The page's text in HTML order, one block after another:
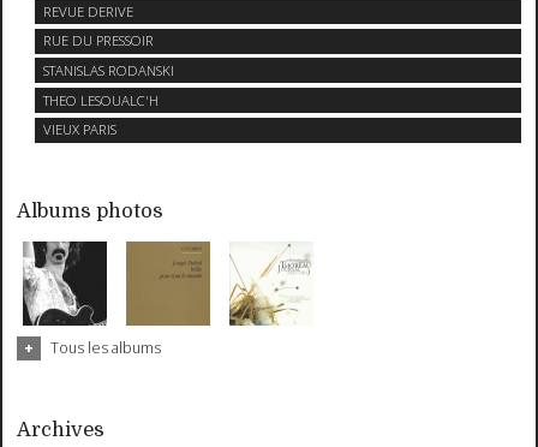
REVUE DERIVE
RUE DU PRESSOIR
STANISLAS RODANSKI
THEO LESOUALC'H
VIEUX PARIS
Albums photos
Tous les albums
Archives